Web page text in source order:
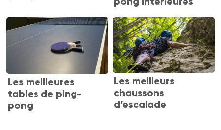
Les meilleures
tables de ping-
pong
Les meilleurs
chaussons
d’escalade